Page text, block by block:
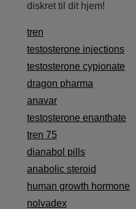
diskret til dit hjem!
tren
testosterone injections
testosterone cypionate
dragon pharma
anavar
testosterone enanthate
tren 75
dianabol pills
anabolic steroid
human growth hormone
nolvadex